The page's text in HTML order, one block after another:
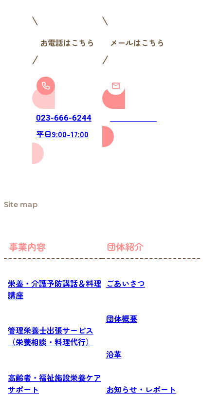
お電話はこちら
023-666-6244
平日9:00-17:00
メールはこちら
Site map
事業内容
栄養・介護予防講話＆料理
講座
管理栄養士出張サービス
（栄養相談・料理代行）
高齢者・福祉施設栄養ケア
サポート
団体紹介
ごあいさつ
団体概要
沿革
お知らせ・レポート